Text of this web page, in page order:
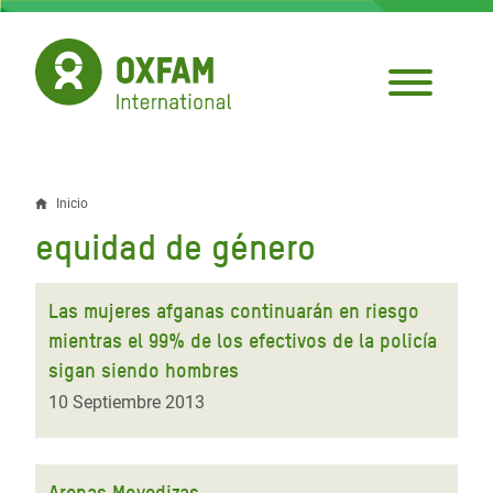
Pasar
contenido
principal
Sobrescribir
enlaces
de
ayuda
la
navegación
Inicio
equidad de género
Las mujeres afganas continuarán en riesgo
mientras el 99% de los efectivos de la policía
sigan siendo hombres
10 Septiembre 2013